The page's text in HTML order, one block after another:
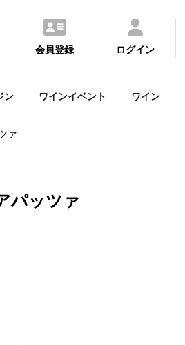
会員登録 ログイン
ン ワインイベント ワイン
ァ
パッツァ